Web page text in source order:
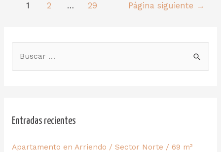
1 2 … 29 Página siguiente →
Entradas recientes
Apartamento en Arriendo / Sector Norte / 69 m²